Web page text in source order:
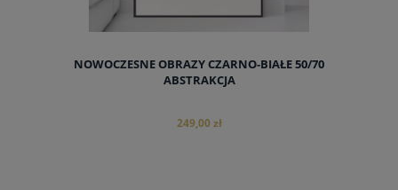
NOWOCZESNE OBRAZY CZARNO-BIAŁE 50/70
ABSTRAKCJA
249,00 zł